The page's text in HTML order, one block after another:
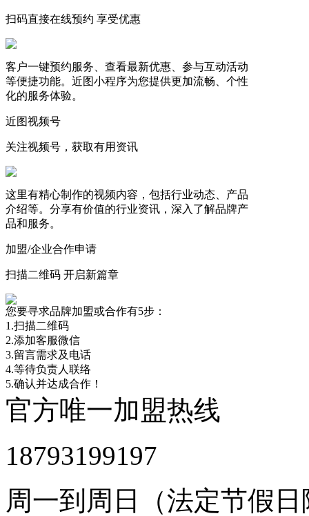
扫码直接在线预约 享受优惠
客户一键预约服务、查看最新优惠、参与互动活动
等便捷功能。近图小程序为您提供更加流畅、个性
化的服务体验。
近图视频号
关注视频号，获取有用资讯
这里有精心制作的视频内容，包括行业动态、产品
介绍等。分享有价值的行业资讯，深入了解品牌产
品和服务。
加盟/企业合作申请
扫描二维码 开启新篇章
您要寻求品牌加盟或合作有5步：
1.扫描二维码
2.添加客服微信
3.留言需求及电话
4.等待负责人联络
5.确认并达成合作！
官方唯一加盟热线
18793199197
周一到周日（法定节假